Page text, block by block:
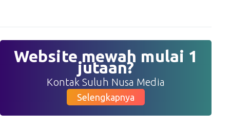
Website mewah mulai 1
jutaan?
Kontak Suluh Nusa Media
Selengkapnya